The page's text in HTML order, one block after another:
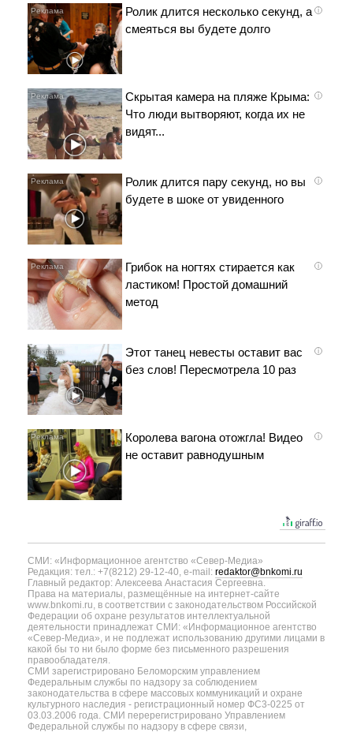
i
Ролик длится несколько секунд, а
смеяться вы будете долго
i
Скрытая камера на пляже Крыма:
Что люди вытворяют, когда их не
видят...
i
Ролик длится пару секунд, но вы
будете в шоке от увиденного
i
Грибок на ногтях стирается как
ластиком! Простой домашний
метод
i
Этот танец невесты оставит вас
без слов! Пересмотрела 10 раз
i
Королева вагона отожгла! Видео
не оставит равнодушным
СМИ: «Информационное агентство «Север-Медиа»
Редакция: тел.: +7(8212) 29-12-40, e-mail: redaktor@bnkomi.ru
Главный редактор: Алексеева Анастасия Сергеевна.
Права на материалы, размещённые на интернет-сайте
www.bnkomi.ru, в соответствии с законодательством Российской
Федерации об охране результатов интеллектуальной
деятельности принадлежат СМИ: «Информационное агентство
«Север-Медиа», и не подлежат использованию другими лицами в
какой бы то ни было форме без письменного разрешения
правообладателя.
СМИ зарегистрировано Беломорским управлением
Федеральным службы по надзору за соблюдением
законодательства в сфере массовых коммуникаций и охране
культурного наследия - регистрационный номер ФС3-0225 от
03.03.2006 года. СМИ перерегистрировано Управлением
Федеральной службы по надзору в сфере связи,